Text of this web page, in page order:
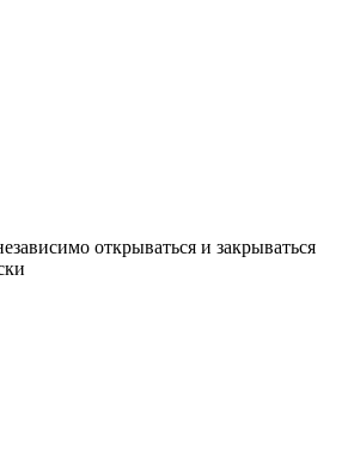
открываться и закрываться